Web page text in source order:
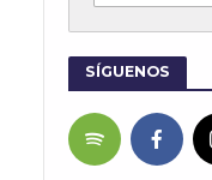
SÍGUENOS